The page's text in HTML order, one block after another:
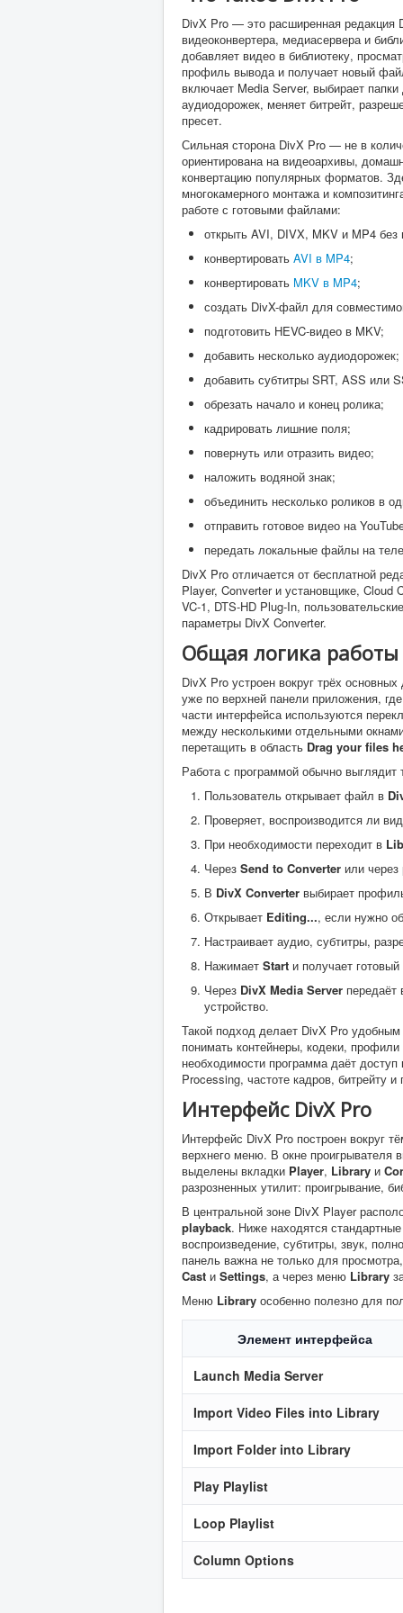
DivX Pro — это расширенная редакция
видеоконвертера, медиасервера и
добавляет видео в библиотеку,
профиль вывода и получает новый
включает Media Server, выбирает
аудиодорожек, меняет битрейт,
пресет.
Сильная сторона DivX Pro — не в
ориентирована на видеоархивы,
конвертацию популярных форматов.
многокамерного монтажа и
работе с готовыми файлами:
открыть AVI, DIVX, MKV и MP4 без
конвертировать AVI в MP4;
конвертировать MKV в MP4;
создать DivX-файл для
подготовить HEVC-видео в MKV;
добавить несколько аудиодорожек;
добавить субтитры SRT, ASS или
обрезать начало и конец ролика;
кадрировать лишние поля;
повернуть или отразить видео;
наложить водяной знак;
объединить несколько роликов в
отправить готовое видео на
передать локальные файлы на
DivX Pro отличается от бесплатной
Player, Converter и установщике,
VC-1, DTS-HD Plug-In,
параметры DivX Converter.
Общая логика
DivX Pro устроен вокруг трёх
уже по верхней панели приложения,
части интерфейса используются
между несколькими отдельными
перетащить в область Drag your files
Работа с программой обычно выглядит
Пользователь открывает файл в
Проверяет, воспроизводится ли
При необходимости переходит в
Через Send to Converter или
В DivX Converter выбирает
Открывает Editing..., если нужно
Настраивает аудио, субтитры,
Нажимает Start и получает
Через DivX Media Server передаёт
устройство.
Такой подход делает DivX Pro
понимать контейнеры, кодеки,
необходимости программа даёт
Processing, частоте кадров, битрейту
Интерфейс DivX Pro
Интерфейс DivX Pro построен вокруг
верхнего меню. В окне проигрывателя
выделены вкладки Player, Library и
разрозненных утилит: проигрывание,
В центральной зоне DivX Player
playback. Ниже находятся
воспроизведение, субтитры, звук,
панель важна не только для
Cast и Settings, а через меню Library
Меню Library особенно полезно для
Элемент интерфейса
Launch Media Server
Import Video Files into Library
Import Folder into Library
Play Playlist
Loop Playlist
Column Options